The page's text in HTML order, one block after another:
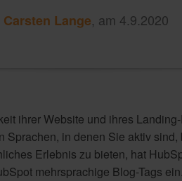
Carsten Lange, am 4.9.2020
ihrer Website und ihres
Sprachen, in denen Sie aktiv
Erlebnis zu bieten, hat
mehrsprachige Blog-Tags ein.